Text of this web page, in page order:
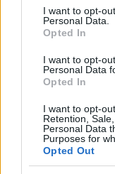
consent section.
I want to opt-
Personal Data.
Opted In
I want to opt-
Personal Data
Opted In
I want to opt-
Retention,
Personal Data
Purposes for
Opted Out
zökkenőmentes.
megsérült, majd
kezdőbe, de
ezért kitették a
tartalékokkal
visszavették az
meccset, majd
végéig kidőlt.
tétmeccsen 4-4